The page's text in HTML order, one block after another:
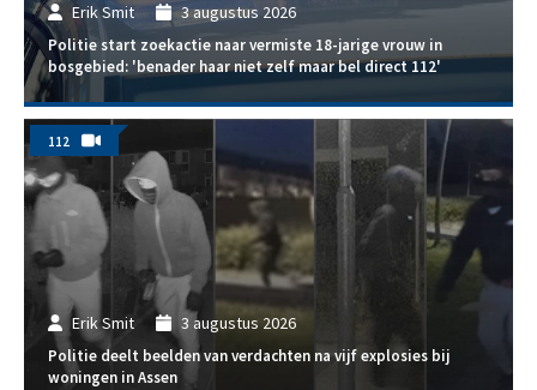
Erik Smit 3 augustus 2026
Politie start zoekactie naar vermiste 18-jarige vrouw in
bosgebied: 'benader haar niet zelf maar bel direct 112'
Erik Smit 3 augustus 2026
Politie deelt beelden van verdachten na vijf explosies bij
woningen in Assen
112